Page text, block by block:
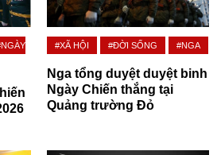
#XÃ HỘI #ĐỜI SỐNG #NGA
Nga tổng duyệt duyệt binh
Ngày Chiến thắng tại
Quảng trường Đỏ